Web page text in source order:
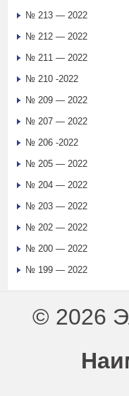
№ 213 — 2022
№ 212 — 2022
№ 211 — 2022
№ 210 -2022
№ 209 — 2022
№ 207 — 2022
№ 206 -2022
№ 205 — 2022
№ 204 — 2022
№ 203 — 2022
№ 202 — 2022
№ 200 — 2022
№ 199 — 2022
© 2026